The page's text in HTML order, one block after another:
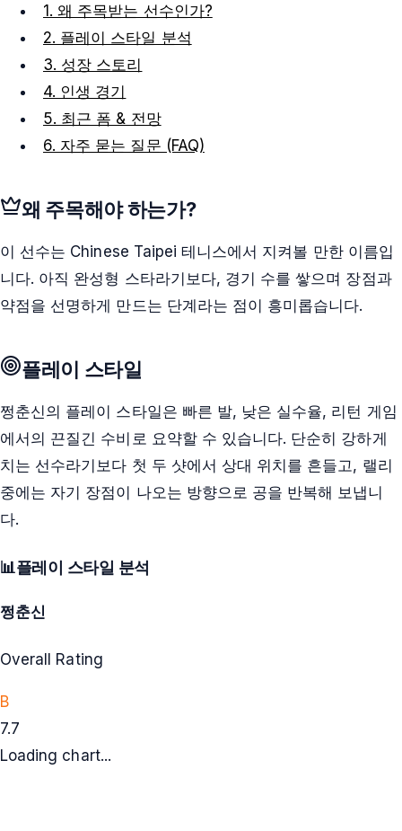
1. 왜 주목받는 선수인가?
2. 플레이 스타일 분석
3. 성장 스토리
4. 인생 경기
5. 최근 폼 & 전망
6. 자주 묻는 질문 (FAQ)
왜 주목해야 하는가?
이 선수는 Chinese Taipei 테니스에서 지켜볼 만한 이름입
니다. 아직 완성형 스타라기보다, 경기 수를 쌓으며 장점과
약점을 선명하게 만드는 단계라는 점이 흥미롭습니다.
플레이 스타일
쩡춘신의 플레이 스타일은 빠른 발, 낮은 실수율, 리턴 게임
에서의 끈질긴 수비로 요약할 수 있습니다. 단순히 강하게
치는 선수라기보다 첫 두 샷에서 상대 위치를 흔들고, 랠리
중에는 자기 장점이 나오는 방향으로 공을 반복해 보냅니
다.
📊플레이 스타일 분석
쩡춘신
Overall Rating
B
7.7
Loading chart...